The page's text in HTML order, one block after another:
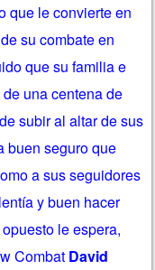
que le convierte en
su combate en
que su familia e
una centena de
subir al altar de sus
buen seguro que
a sus seguidores
y buen hacer
le espera,
Combat David